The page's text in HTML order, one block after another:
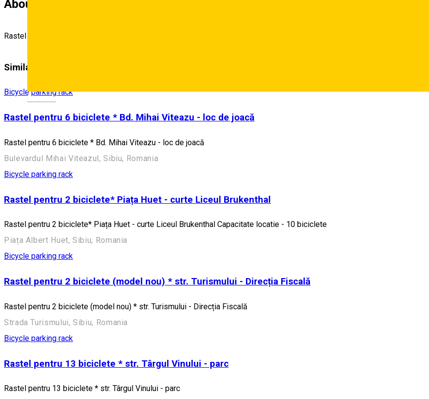
Deutsch
About
Rastel 2 biciclete * Nicolae Bălcescu - pilon mobil
Similar Suggestions
Bicycle parking rack
Rastel pentru 6 biciclete * Bd. Mihai Viteazu - loc de joacă
Rastel pentru 6 biciclete * Bd. Mihai Viteazu - loc de joacă
Bulevardul Mihai Viteazul, Sibiu, Romania
Bicycle parking rack
Rastel pentru 2 biciclete* Piața Huet - curte Liceul Brukenthal
Rastel pentru 2 biciclete* Piața Huet - curte Liceul Brukenthal Capacitate locatie - 10 biciclete
Piața Albert Huet, Sibiu, Romania
Bicycle parking rack
Rastel pentru 2 biciclete (model nou) * str. Turismului - Direcția Fiscală
Rastel pentru 2 biciclete (model nou) * str. Turismului - Direcția Fiscală
Strada Turismului, Sibiu, Romania
Bicycle parking rack
Rastel pentru 13 biciclete * str. Târgul Vinului - parc
Rastel pentru 13 biciclete * str. Târgul Vinului - parc